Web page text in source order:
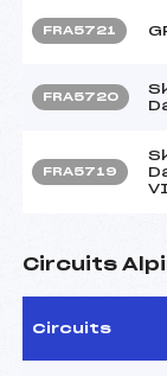
FRA5721
FRA5720
FRA5719
Circuits
Circuits